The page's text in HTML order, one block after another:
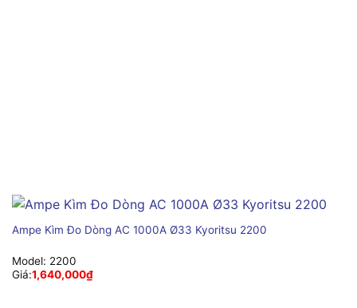
Ampe Kìm Đo Dòng AC 1000A Ø33 Kyoritsu 2200
Model: 2200
Giá:1,640,000₫